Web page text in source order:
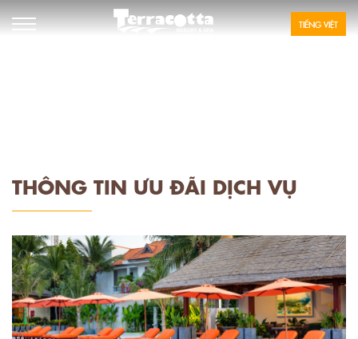
TIẾNG VIỆT
THÔNG TIN ƯU ĐÃI DỊCH VỤ